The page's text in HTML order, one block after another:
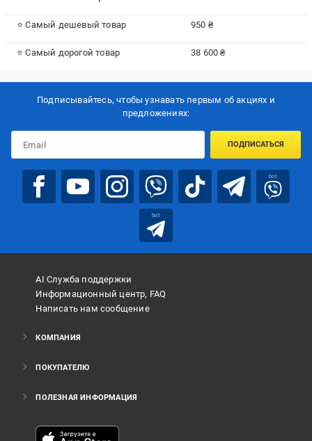
⭐ Самый дешевый товар 950 ₴
⭐ Самый дорогой товар 38 600 ₴
Подписывайтесь, чтобы узнавать первым об акцияx и
предложениях:
ПОДПИСАТЬСЯ
bot
bot
AI Служба поддержки
Информационный центр, FAQ
Написать нам сообщение
КОМПАНИЯ
ПОКУПАТЕЛЮ
ПОЛЕЗНАЯ ИНФОРМАЦИЯ